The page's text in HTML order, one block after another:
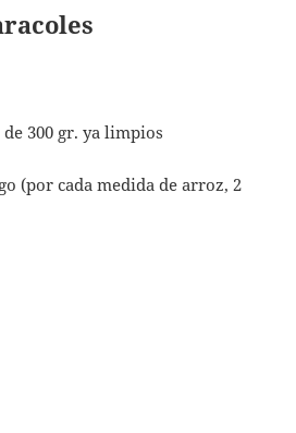
de 300 gr. ya limpios
(por cada medida de arroz, 2